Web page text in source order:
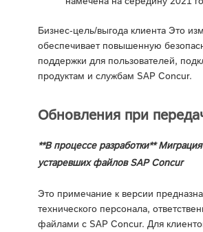
Бизнес-цель/выгода клиента Это
обеспечивает повышенную
поддержки для пользователей,
продуктам и службам SAP Concur.
Обновления при
**В процессе разработки**
устаревших файлов SAP Concur
Это примечание к версии
технического персонала,
файлами с SAP Concur. Для